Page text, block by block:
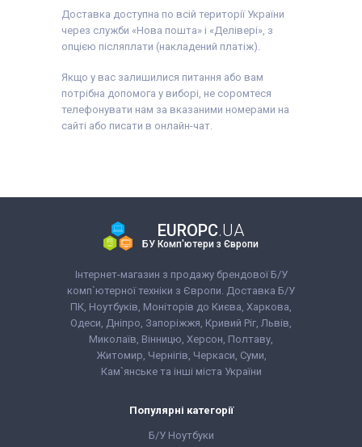
Доставка доступна по всій території України
через служби «Нова пошта» і «Делівері», з
опцією післяплати (накладений платіж).
Якщо у вас залишилися питання або вам
потрібна допомога у виборі, не соромтеся
телефонувати нам за вказаними номерами на
сайті або писати в онлайн-чат.
EUROPC.UA
БУ Комп'ютери з Європи
Інтернет-магазин з продажу брендової Б/У
комп`ютерної техніки з Європи. Доставка Б/У
ПК, Ноутбуків, Моніторів до Києва, Харкова,
Одеси, Дніпро, Запоріжжя, Кривий Ріг, Львів,
Миколаїв, Вінницю, Херсон, Полтаву,
Житомир, Чернігів, Черкаси, Суми,
Кам`янське та інші міста України
Популярні категорії
Б/У Ноутбуки